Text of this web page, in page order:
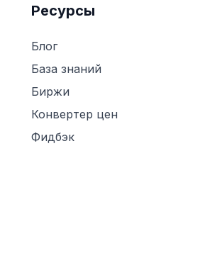
Ресурсы
Блог
База знаний
Биржи
Конвертер цен
Фидбэк